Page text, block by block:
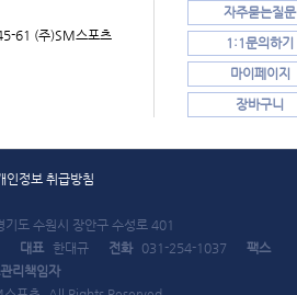
61 (주)SM스포츠
자주묻는질문
1:1문의하기
마이페이지
장바구니
인정보 취급방침
기도 수원시 장안구 수성로 401
대표 한대규 전화 031-254-1037
팩스
리책임자